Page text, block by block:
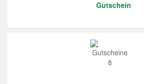
Gutschein